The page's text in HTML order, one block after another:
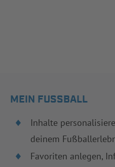
MEIN FUSSBALL
Inhalte
deinem
Favoriten anlegen,